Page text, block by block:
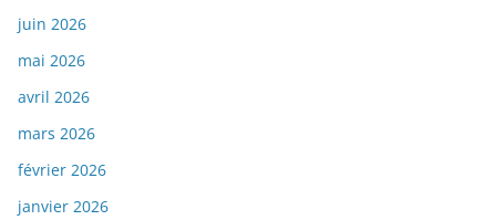
juin 2026
mai 2026
avril 2026
mars 2026
février 2026
janvier 2026